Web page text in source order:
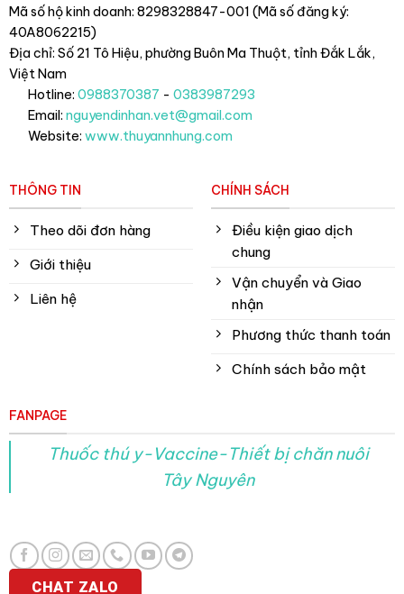
CHAT ZALO
Mã số hộ kinh doanh: 8298328847-001 (Mã số đăng ký:
40A8062215)
Địa chỉ: Số 21 Tô Hiệu, phường Buôn Ma Thuột, tỉnh Đắk Lắk,
Việt Nam
Hotline: 0988370387 - 0383987293
Email: nguyendinhan.vet@gmail.com
Website: www.thuyannhung.com
THÔNG TIN
Theo dõi đơn hàng
Giới thiệu
Liên hệ
CHÍNH SÁCH
Điều kiện giao dịch
chung
Vận chuyển và Giao
nhận
Phương thức thanh toán
Chính sách bảo mật
FANPAGE
Thuốc thú y-Vaccine-Thiết bị chăn nuôi
Tây Nguyên